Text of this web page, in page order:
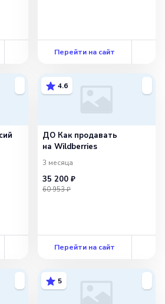
Перейти на сайт
4.6
ДО Как продавать
на Wildberries
3 месяца
35 200 ₽
60 953 ₽
Перейти на сайт
5